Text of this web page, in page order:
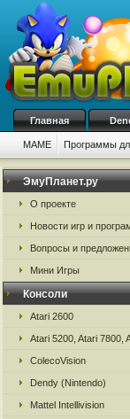
Главная
MAME Программы
ЭмуПланет.ру
О проекте
Новости игр и
Вопросы и
Мини Игры
Консоли
Atari 2600
Atari 5200, Atari 7800,
ColecoVision
Dendy (Nintendo)
Mattel Intellivision